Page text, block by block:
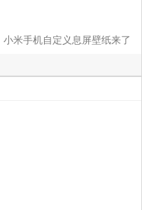
小米手机自定义息屏壁纸来了